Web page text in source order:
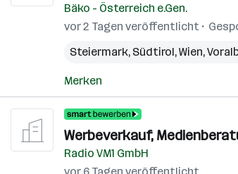
Bäko - Österreich e.Gen.
vor 2 Tagen veröffentlicht
Steiermark, Südtirol,Wien,
Merken
Werbeverkauf,
Radio VM1 GmbH